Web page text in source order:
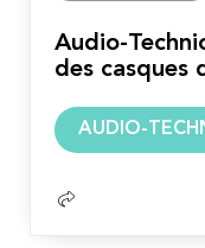
Audio-
des casques
AUDIO-